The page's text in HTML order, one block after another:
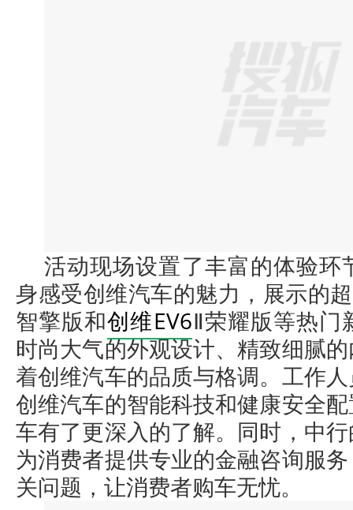
活动现场设置了丰富的体验环
身感受创维汽车的魅力，展示的
智擎版和创维EV6Ⅱ荣耀版等热门
时尚大气的外观设计、精致细腻
着创维汽车的品质与格调。工作
创维汽车的智能科技和健康安全
车有了更深入的了解。同时，中
为消费者提供专业的金融咨询服
关问题，让消费者购车无忧。